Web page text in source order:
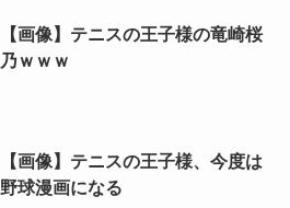
【画像】テニスの王子様の竜崎桜
乃ｗｗｗ
【画像】テニスの王子様、今度は
野球漫画になる